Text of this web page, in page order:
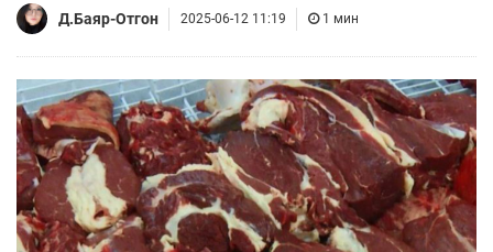
Д.Баяр-Отгон 2025-06-12 11:19 1 мин